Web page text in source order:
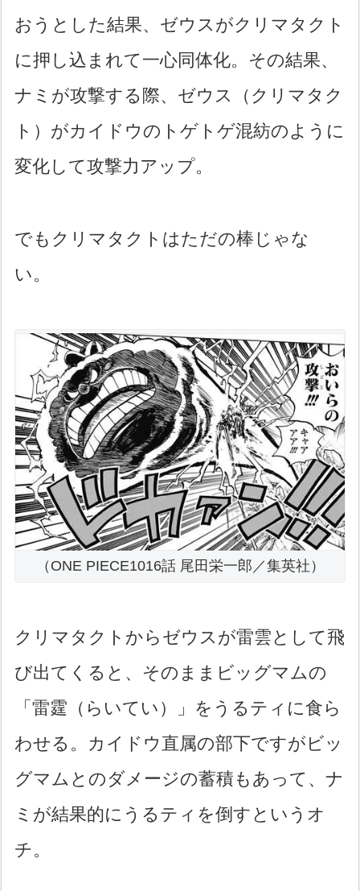
おうとした結果、ゼウスがクリマタクト
に押し込まれて一心同体化。その結果、
ナミが攻撃する際、ゼウス（クリマタク
ト）がカイドウのトゲトゲ混紡のように
変化して攻撃力アップ。
でもクリマタクトはただの棒じゃな
い。
（ONE PIECE1016話 尾田栄一郎／集英社）
クリマタクトからゼウスが雷雲として飛
び出てくると、そのままビッグマムの
「雷霆（らいてい）」をうるティに食ら
わせる。カイドウ直属の部下ですがビッ
グマムとのダメージの蓄積もあって、ナ
ミが結果的にうるティを倒すというオ
チ。